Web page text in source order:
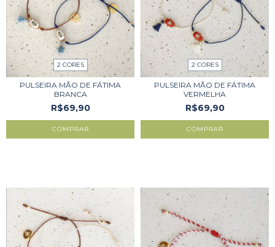
2 CORES
PULSEIRA MÃO DE FÁTIMA
BRANCA
R$69,90
COMPRAR
2 CORES
PULSEIRA MÃO DE FÁTIMA
VERMELHA
R$69,90
COMPRAR